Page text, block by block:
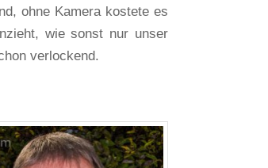
ohne Kamera kostete es
wie sonst nur unser
verlockend.